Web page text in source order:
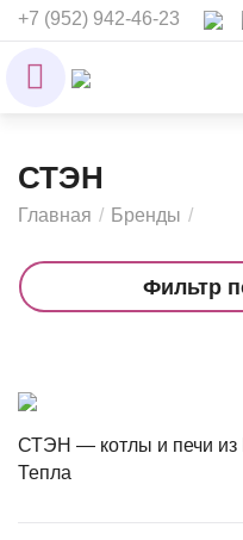
+7 (952) 942-46-23
СТЭН
Главная / Бренды /
Фильтр
СТЭН — котлы и печи из
Тепла